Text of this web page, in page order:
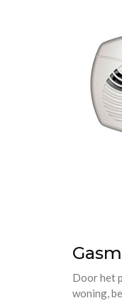
Door het
woning,